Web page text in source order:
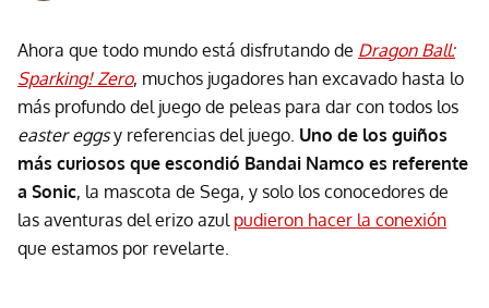
Ahora que todo mundo está disfrutando de Dragon Ball:
Sparking! Zero, muchos jugadores han excavado hasta lo
más profundo del juego de peleas para dar con todos los
easter eggsy referencias del juego. Uno de los guiños
más curiosos que escondió Bandai Namco es referente
a Sonic, la mascota de Sega, y solo los conocedores de
las aventuras del erizo azul pudieron hacer la conexión
que estamos por revelarte.